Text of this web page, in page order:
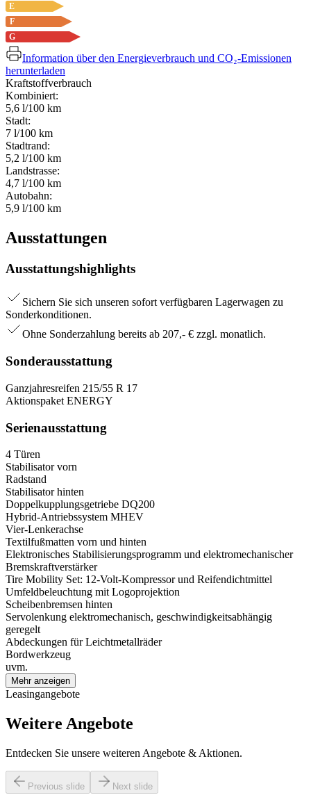
E
F
G
Information über den Energieverbrauch und CO₂-Emissionen
herunterladen
Kraftstoffverbrauch
Kombiniert:
5,6 l/100 km
Stadt:
7 l/100 km
Stadtrand:
5,2 l/100 km
Landstrasse:
4,7 l/100 km
Autobahn:
5,9 l/100 km
Ausstattungen
Ausstattungshighlights
Sichern Sie sich unseren sofort verfügbaren Lagerwagen zu
Sonderkonditionen.
Ohne Sonderzahlung bereits ab 207,- € zzgl. monatlich.
Sonderausstattung
Ganzjahresreifen 215/55 R 17
Aktionspaket ENERGY
Serienausstattung
4 Türen
Stabilisator vorn
Radstand
Stabilisator hinten
Doppelkupplungsgetriebe DQ200
Hybrid-Antriebssystem MHEV
Vier-Lenkerachse
Textilfußmatten vorn und hinten
Elektronisches Stabilisierungsprogramm und elektromechanischer
Bremskraftverstärker
Tire Mobility Set: 12-Volt-Kompressor und Reifendichtmittel
Umfeldbeleuchtung mit Logoprojektion
Scheibenbremsen hinten
Servolenkung elektromechanisch, geschwindigkeitsabhängig
geregelt
Abdeckungen für Leichtmetallräder
Bordwerkzeug
uvm.
Mehr anzeigen
Leasingangebote
Weitere Angebote
Entdecken Sie unsere weiteren Angebote & Aktionen.
Previous slide Next slide